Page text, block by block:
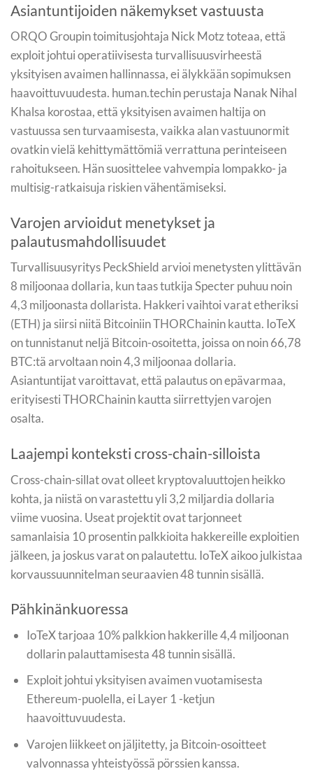
Asiantuntijoiden näkemykset vastuusta
ORQO Groupin toimitusjohtaja Nick Motz toteaa, että
exploit johtui operatiivisesta turvallisuusvirheestä
yksityisen avaimen hallinnassa, ei älykkään sopimuksen
haavoittuvuudesta. human.techin perustaja Nanak Nihal
Khalsa korostaa, että yksityisen avaimen haltija on
vastuussa sen turvaamisesta, vaikka alan vastuunormit
ovatkin vielä kehittymättömiä verrattuna perinteiseen
rahoitukseen. Hän suosittelee vahvempia lompakko- ja
multisig-ratkaisuja riskien vähentämiseksi.
Varojen arvioidut menetykset ja
palautusmahdollisuudet
Turvallisuusyritys PeckShield arvioi menetysten ylittävän
8 miljoonaa dollaria, kun taas tutkija Specter puhuu noin
4,3 miljoonasta dollarista. Hakkeri vaihtoi varat etheriksi
(ETH) ja siirsi niitä Bitcoiniin THORChainin kautta. IoTeX
on tunnistanut neljä Bitcoin-osoitetta, joissa on noin 66,78
BTC:tä arvoltaan noin 4,3 miljoonaa dollaria.
Asiantuntijat varoittavat, että palautus on epävarmaa,
erityisesti THORChainin kautta siirrettyjen varojen
osalta.
Laajempi konteksti cross-chain-silloista
Cross-chain-sillat ovat olleet kryptovaluuttojen heikko
kohta, ja niistä on varastettu yli 3,2 miljardia dollaria
viime vuosina. Useat projektit ovat tarjonneet
samanlaisia 10 prosentin palkkioita hakkereille exploitien
jälkeen, ja joskus varat on palautettu. IoTeX aikoo julkistaa
korvaussuunnitelman seuraavien 48 tunnin sisällä.
Pähkinänkuoressa
IoTeX tarjoaa 10% palkkion hakkerille 4,4 miljoonan
dollarin palauttamisesta 48 tunnin sisällä.
Exploit johtui yksityisen avaimen vuotamisesta
Ethereum-puolella, ei Layer 1 -ketjun
haavoittuvuudesta.
Varojen liikkeet on jäljitetty, ja Bitcoin-osoitteet
valvonnassa yhteistyössä pörssien kanssa.